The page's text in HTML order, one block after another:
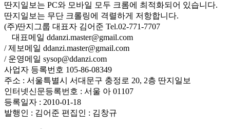
딴지일보는 PC와 모바일 모두 크롬에 최적화되어 있습니다.
딴지일보는 무단 크롤링에 격렬하게 저항합니다.
(주)딴지그룹 대표자 김어준 Tel.02-771-7707
대표메일 ddanzi.master@gmail.com
/ 제보메일 ddanzi.master@gmail.com
/ 운영메일 sysop@ddanzi.com
사업자 등록번호 105-86-08349
주소 : 서울특별시 서대문구 충정로 20, 2층 딴지일보
인터넷신문등록번호 : 서울 아 01107
등록일자 : 2010-01-18
발행인 : 김어준 편집인 : 김창규